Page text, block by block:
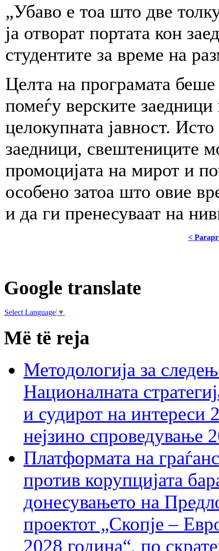
„Убаво е тоа што две
ја отворат портата кон
студентите за време на
Целта на програмата беше
помеѓу верските
целокупната јавност.
заедници, свештениците
промоцијата на мирот и
особено затоа што овие
и да ги пренесуваат на
<
Google translate
Select Language ▼
Më të reja
Методологија за
Националната
и судирот на интереси
нејзино спроведување
Платформата на
против корупцијата
донесувањето на
проектот „Скопје –
2028 година“, по